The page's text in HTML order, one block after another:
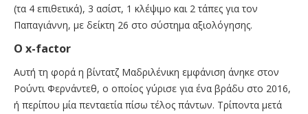
(τα 4 επιθετικά), 3 ασίστ, 1 κλέψιμο και 2 τάπες για τον
Παπαγιάννη, με δείκτη 26 στο σύστημα αξιολόγησης.
Ο x-factor
Αυτή τη φορά η βίντατζ Μαδριλένικη εμφάνιση άνηκε στον
Ρούντι Φερνάντεθ, ο οποίος γύρισε για ένα βράδυ στο 2016,
ή περίπου μία πενταετία πίσω τέλος πάντων. Τρίποντα μετά